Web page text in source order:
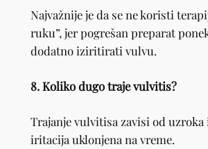
Najvažnije je da se ne koristi
ruku”, jer pogrešan preparat
dodatno iziritirati vulvu.
8. Koliko dugo traje vulvitis?
Trajanje vulvitisa zavisi od uzroka
iritacija uklonjena na vreme.